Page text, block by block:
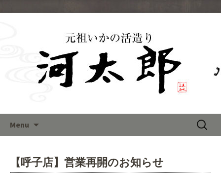
福岡で呼子のイカの活き造りを
味わえる「河太郎」のブログ
Menu
検
索:
【呼子店】営業再開のお知らせ